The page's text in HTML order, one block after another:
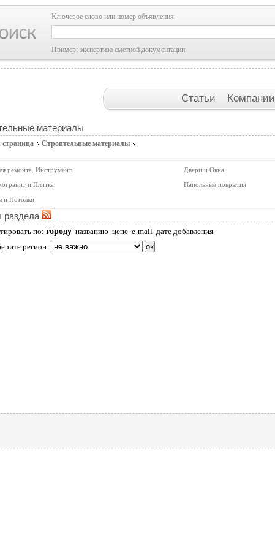
Ключевое слово или номер объявления
Пример: экспертиза сметной документации
Статьи Компании
материалы
страница Строительные материалы
ремонта. Инструмент Двери и Окна
и Плитка
Напольные покрытия
и Потолки
по: городу названию цене e-mail дате добавления
регион: